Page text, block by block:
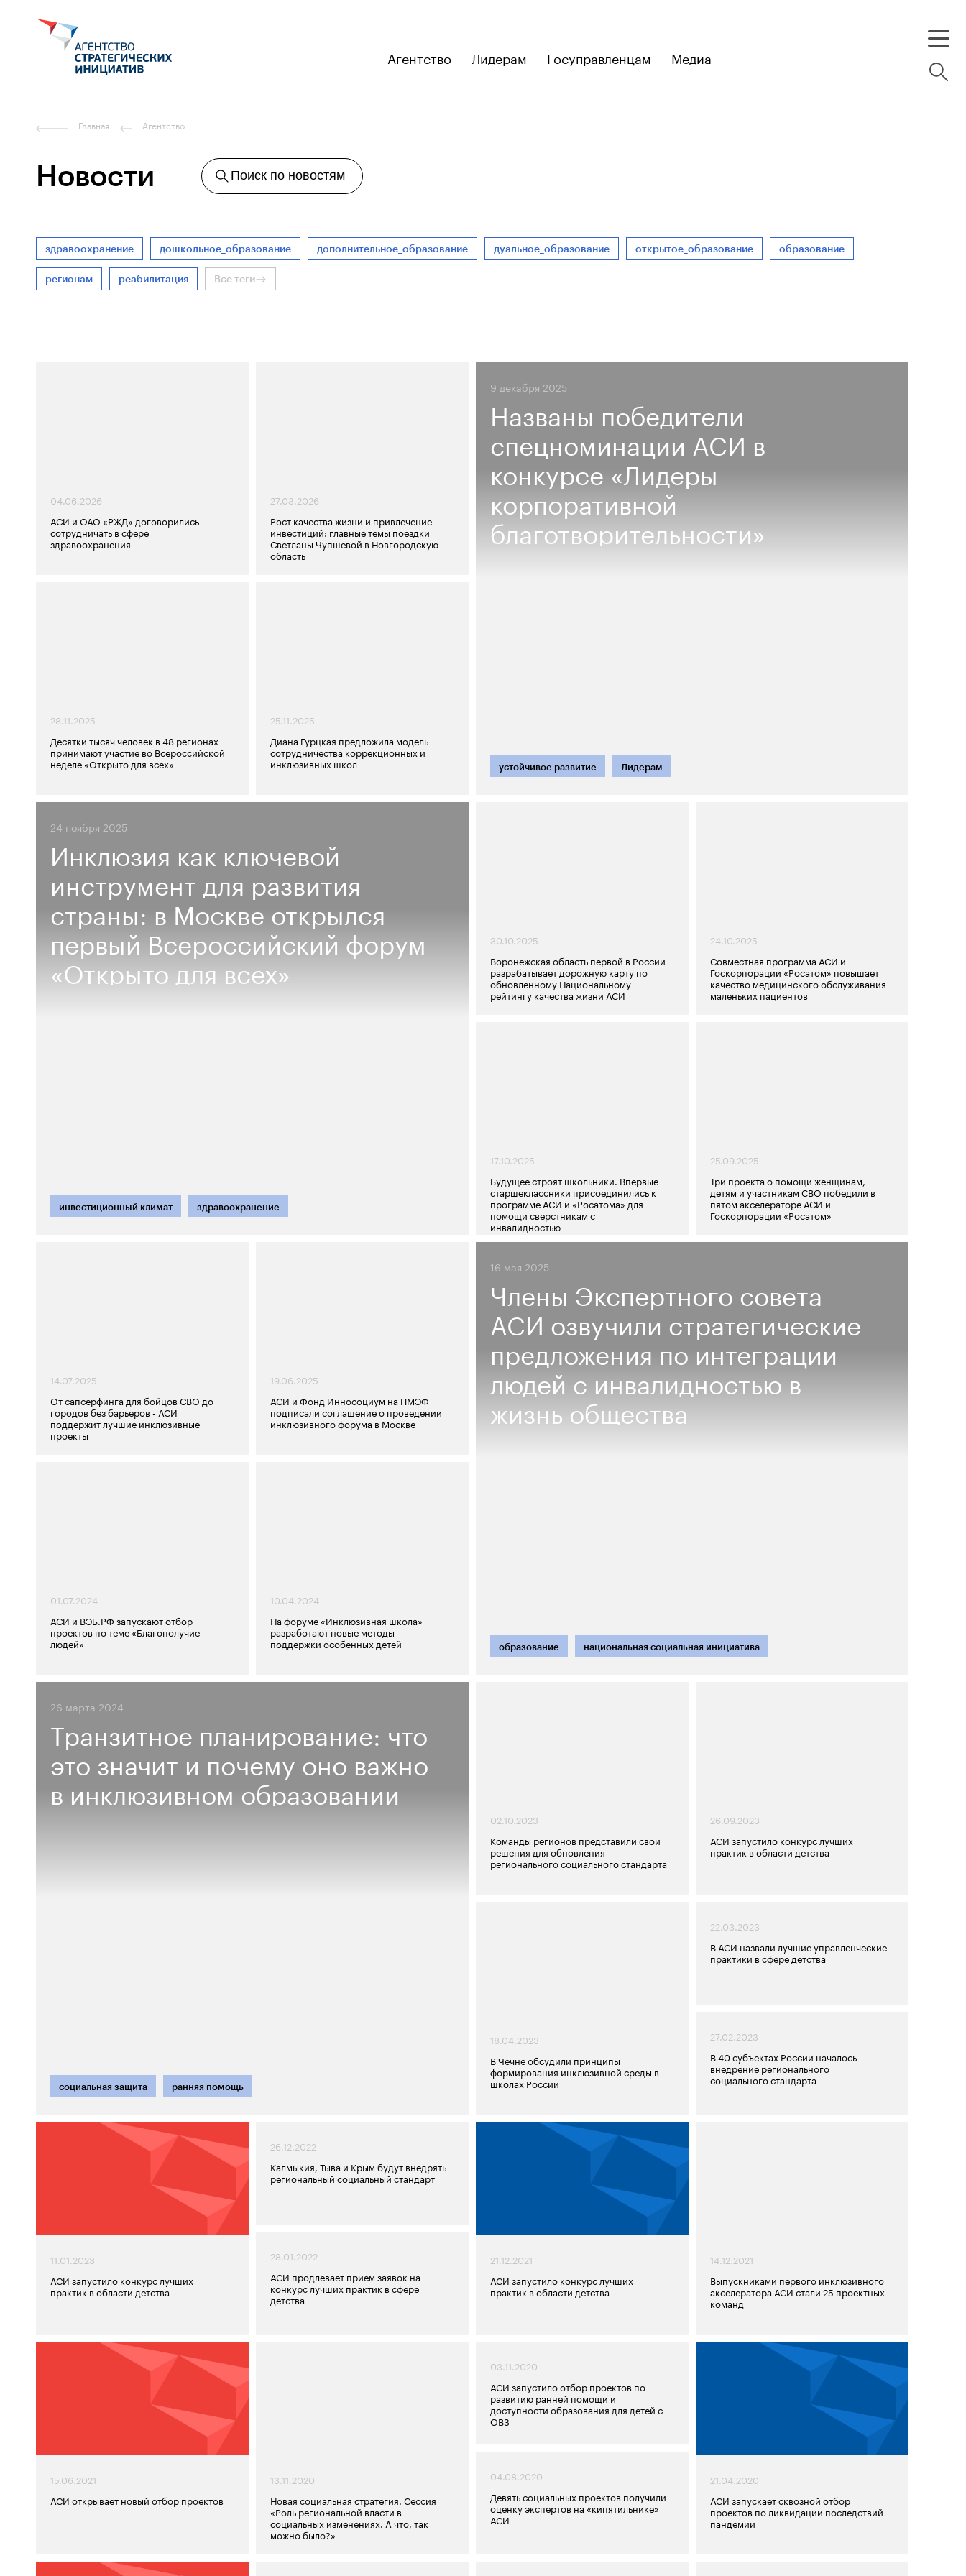
Агентство Лидерам Госуправленцам Медиа
Главная Агентство
Новости Поиск по новостям
здравоохранение дошкольное_образование дополнительное_образование дуальное_образование открытое_образование образование
регионам реабилитация Все теги
04.06.2026
АСИ и ОАО «РЖД» договорились
сотрудничать в сфере
здравоохранения
27.03.2026
Рост качества жизни и привлечение
инвестиций: главные темы поездки
Светланы Чупшевой в Новгородскую
область
9 декабря 2025
Названы победители
спецноминации АСИ в
конкурсе «Лидеры
корпоративной
благотворительности»
устойчивое развитие Лидерам
28.11.2025
Десятки тысяч человек в 48 регионах
принимают участие во Всероссийской
неделе «Открыто для всех»
25.11.2025
Диана Гурцкая предложила модель
сотрудничества коррекционных и
инклюзивных школ
24 ноября 2025
Инклюзия как ключевой
инструмент для развития
страны: в Москве открылся
первый Всероссийский форум
«Открыто для всех»
инвестиционный климат здравоохранение
30.10.2025
Воронежская область первой в России
разрабатывает дорожную карту по
обновленному Национальному
рейтингу качества жизни АСИ
24.10.2025
Совместная программа АСИ и
Госкорпорации «Росатом» повышает
качество медицинского обслуживания
маленьких пациентов
17.10.2025
Будущее строят школьники. Впервые
старшеклассники присоединились к
программе АСИ и «Росатома» для
помощи сверстникам с
инвалидностью
25.09.2025
Три проекта о помощи женщинам,
детям и участникам СВО победили в
пятом акселераторе АСИ и
Госкорпорации «Росатом»
14.07.2025
От сапсерфинга для бойцов СВО до
городов без барьеров - АСИ
поддержит лучшие инклюзивные
проекты
19.06.2025
АСИ и Фонд Инносоциум на ПМЭФ
подписали соглашение о проведении
инклюзивного форума в Москве
16 мая 2025
Члены Экспертного совета
АСИ озвучили стратегические
предложения по интеграции
людей с инвалидностью в
жизнь общества
образование национальная социальная инициатива
01.07.2024
АСИ и ВЭБ.РФ запускают отбор
проектов по теме «Благополучие
людей»
10.04.2024
На форуме «Инклюзивная школа»
разработают новые методы
поддержки особенных детей
26 марта 2024
Транзитное планирование: что
это значит и почему оно важно
в инклюзивном образовании
социальная защита ранняя помощь
02.10.2023
Команды регионов представили свои
решения для обновления
регионального социального стандарта
26.09.2023
АСИ запустило конкурс лучших
практик в области детства
18.04.2023
В Чечне обсудили принципы
формирования инклюзивной среды в
школах России
22.03.2023
В АСИ назвали лучшие управленческие
практики в сфере детства
27.02.2023
В 40 субъектах России началось
внедрение регионального
социального стандарта
11.01.2023
АСИ запустило конкурс лучших
практик в области детства
26.12.2022
Калмыкия, Тыва и Крым будут внедрять
региональный социальный стандарт
28.01.2022
АСИ продлевает прием заявок на
конкурс лучших практик в сфере
детства
21.12.2021
АСИ запустило конкурс лучших
практик в области детства
14.12.2021
Выпускниками первого инклюзивного
акселератора АСИ стали 25 проектных
команд
15.06.2021
АСИ открывает новый отбор проектов
13.11.2020
Новая социальная стратегия. Сессия
«Роль региональной власти в
социальных изменениях. А что, так
можно было?»
03.11.2020
АСИ запустило отбор проектов по
развитию ранней помощи и
доступности образования для детей с
ОВЗ
04.08.2020
Девять социальных проектов получили
оценку экспертов на «кипятильнике»
АСИ
21.04.2020
АСИ запускает сквозной отбор
проектов по ликвидации последствий
пандемии